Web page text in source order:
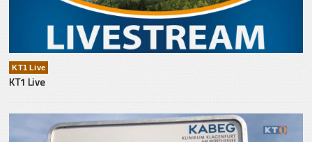
KT1 Live
KT1 Live